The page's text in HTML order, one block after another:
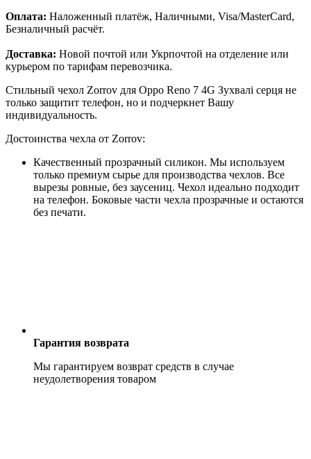
Оплата: Наложенный платёж, Наличными, Visa/MasterCard,
Безналичный расчёт.
Доставка: Новой почтой или Укрпочтой на отделение или
курьером по тарифам перевозчика.
Стильный чехол Zorrov для Oppo Reno 7 4G Зухвалі серця не
только защитит телефон, но и подчеркнет Вашу
индивидуальность.
Достоинства чехла от Zorrov:
Качественный прозрачный силикон. Мы используем
только премиум сырье для производства чехлов. Все
вырезы ровные, без заусениц. Чехол идеально подходит
на телефон. Боковые части чехла прозрачные и остаются
без печати.
Гарантия возврата
Мы гарантируем возврат средств в случае
неудолетворения товаром